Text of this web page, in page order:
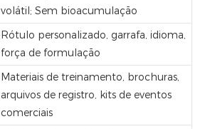
volátil; Sem bioacumulação
Rótulo personalizado, garrafa, idioma,
força de formulação
Materiais de treinamento, brochuras,
arquivos de registro, kits de eventos
comerciais